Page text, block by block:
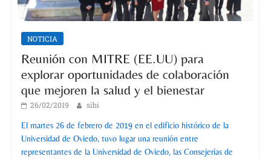
NOTICIA
Reunión con MITRE (EE.UU) para
explorar oportunidades de colaboración
que mejoren la salud y el bienestar
26/02/2019 sibi
El martes 26 de febrero de 2019 en el edificio histórico de la
Universidad de Oviedo, tuvo lugar una reunión entre
representantes de la Universidad de Oviedo, las Consejerías de